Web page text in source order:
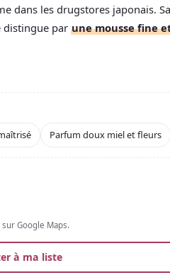
dans les drugstores japonais.
distingue par une mousse fine
souple sous les doigts et
et rebelles à un toucher
jamais entêtant. Son joli flacon
tester facilement.Parfum doux miel et fleurs
Google Maps.
à ma liste